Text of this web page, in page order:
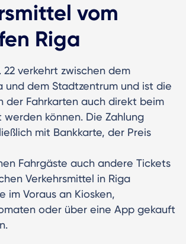
vom
Riga
22 verkehrt zwischen dem
und dem Stadtzentrum und ist die
der Fahrkarten auch direkt beim
werden können. Die Zahlung
mit Bankkarte, der Preis
Fahrgäste auch andere Tickets
Verkehrsmittel in Riga
im Voraus an Kiosken,
oder über eine App gekauft